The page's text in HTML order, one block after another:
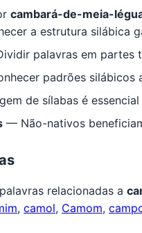
cambará-de-meia-
a estrutura silábica
palavras em partes
padrões silábicos
de sílabas é
— Não-nativos
relacionadas a
, camol, Camom,